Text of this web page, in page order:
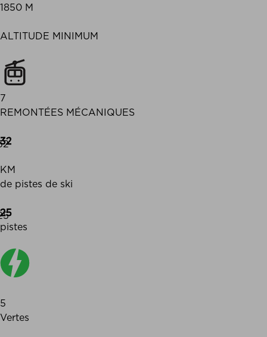
1850 M
ALTITUDE MINIMUM
7
REMONTÉES MÉCANIQUES
32
KM
de pistes de ski
25
pistes
5
Vertes